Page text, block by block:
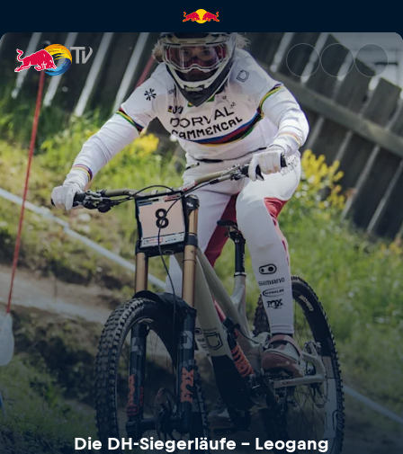
Die DH-Siegerläufe –
Die DH-Siegerläufe – Leogang